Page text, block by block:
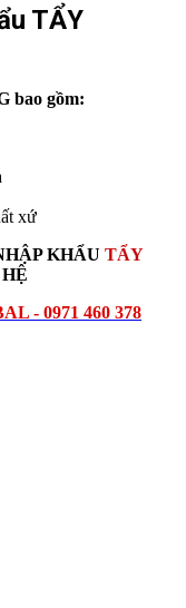
TẨY
bao gồm:
xứ
KHẨU TẨY
- 0971 460 378